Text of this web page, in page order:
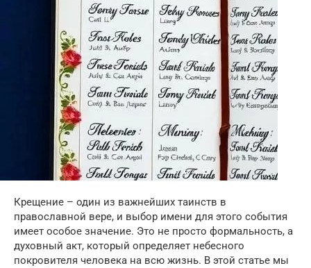
Крещение – один из важнейших таинств в
православной вере, и выбор имени для этого события
имеет особое значение. Это не просто формальность, а
духовный акт, который определяет небесного
покровителя человека на всю жизнь. В этой статье мы